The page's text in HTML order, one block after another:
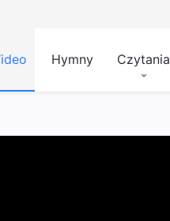
Hymny Czytania